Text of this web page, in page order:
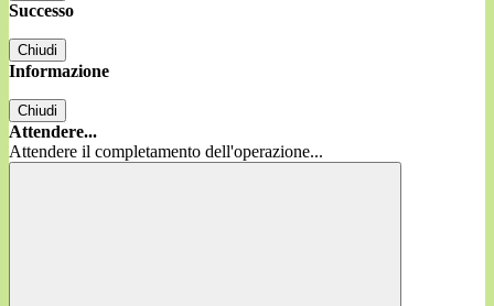
Successo
Chiudi
Informazione
Chiudi
Attendere...
Attendere il completamento dell'operazione...